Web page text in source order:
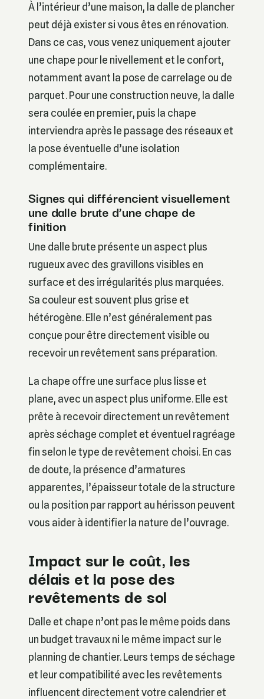
À l’intérieur d’une maison, la dalle de plancher
peut déjà exister si vous êtes en rénovation.
Dans ce cas, vous venez uniquement ajouter
une chape pour le nivellement et le confort,
notamment avant la pose de carrelage ou de
parquet. Pour une construction neuve, la dalle
sera coulée en premier, puis la chape
interviendra après le passage des réseaux et
la pose éventuelle d’une isolation
complémentaire.
Signes qui différencient visuellement
une dalle brute d’une chape de
finition
Une dalle brute présente un aspect plus
rugueux avec des gravillons visibles en
surface et des irrégularités plus marquées.
Sa couleur est souvent plus grise et
hétérogène. Elle n’est généralement pas
conçue pour être directement visible ou
recevoir un revêtement sans préparation.
La chape offre une surface plus lisse et
plane, avec un aspect plus uniforme. Elle est
prête à recevoir directement un revêtement
après séchage complet et éventuel ragréage
fin selon le type de revêtement choisi. En cas
de doute, la présence d’armatures
apparentes, l’épaisseur totale de la structure
ou la position par rapport au hérisson peuvent
vous aider à identifier la nature de l’ouvrage.
Impact sur le coût, les
délais et la pose des
revêtements de sol
Dalle et chape n’ont pas le même poids dans
un budget travaux ni le même impact sur le
planning de chantier. Leurs temps de séchage
et leur compatibilité avec les revêtements
influencent directement votre calendrier et